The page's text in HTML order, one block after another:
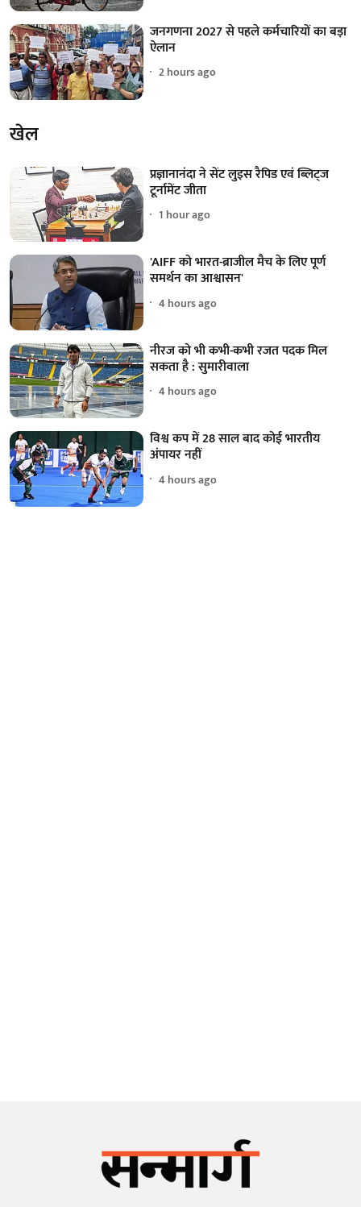
जनगणना 2027 से पहले कर्मचारियों का बड़ा
ऐलान
2 hours ago
खेल
प्रज्ञानानंदा ने सेंट लुइस रैपिड एवं ब्लिट्ज
टूर्नामेंट जीता
1 hour ago
'AIFF को भारत-ब्राजील मैच के लिए पूर्ण
समर्थन का आश्वासन'
4 hours ago
नीरज को भी कभी-कभी रजत पदक मिल
सकता है : सुमारीवाला
4 hours ago
विश्व कप में 28 साल बाद कोई भारतीय
अंपायर नहीं
4 hours ago